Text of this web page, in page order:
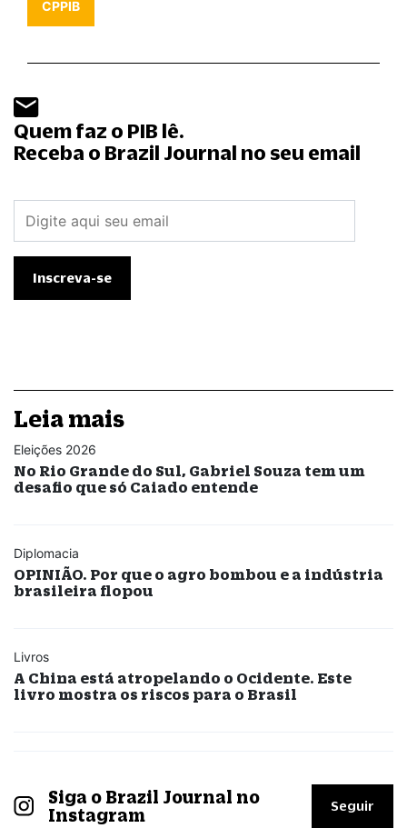
CPPIB
Quem faz o PIB lê.
Receba o Brazil Journal no seu email
Leia mais
Eleições 2026
No Rio Grande do Sul, Gabriel Souza tem um
desafio que só Caiado entende
Diplomacia
OPINIÃO. Por que o agro bombou e a indústria
brasileira flopou
Livros
A China está atropelando o Ocidente. Este
livro mostra os riscos para o Brasil
Siga o Brazil Journal no
Instagram
Seguir